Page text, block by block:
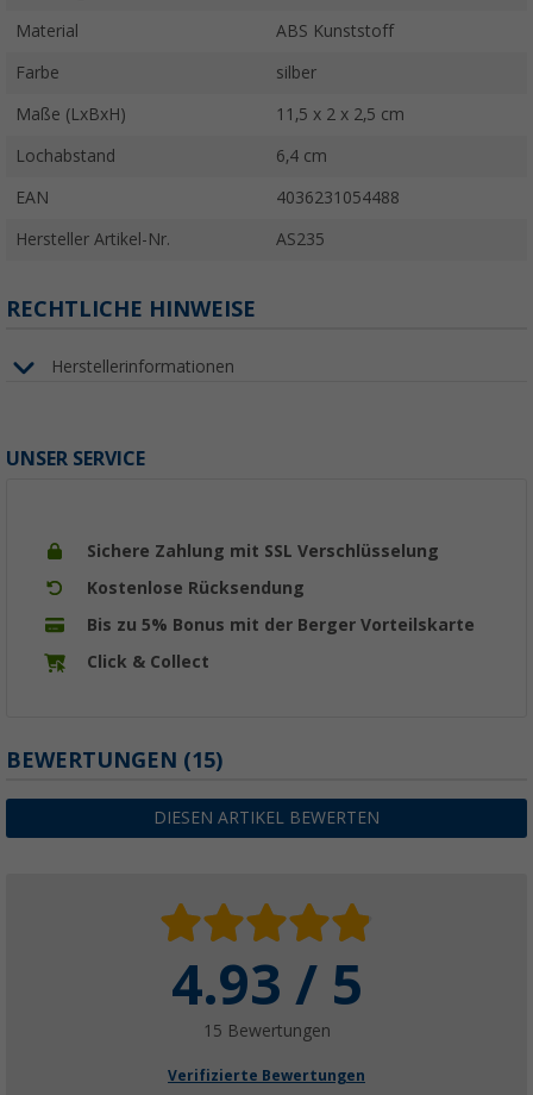
Material ABS Kunststoff
Farbe silber
Maße (LxBxH) 11,5 x 2 x 2,5 cm
Lochabstand 6,4 cm
EAN 4036231054488
Hersteller Artikel-Nr. AS235
RECHTLICHE HINWEISE
Herstellerinformationen
UNSER SERVICE
Sichere Zahlung mit SSL Verschlüsselung
Kostenlose Rücksendung
Bis zu 5% Bonus mit der Berger Vorteilskarte
Click & Collect
BEWERTUNGEN (15)
DIESEN ARTIKEL BEWERTEN
4.93 / 5
15 Bewertungen
Verifizierte Bewertungen